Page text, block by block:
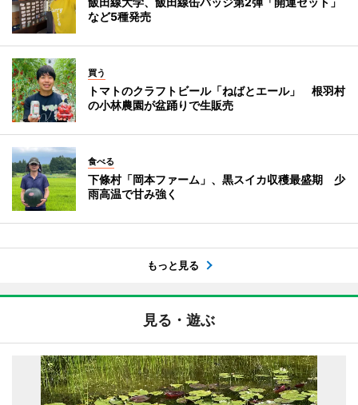
など5種発売
買う
トマトのクラフトビール「ねばとエール」 根羽村
の小林農園が盆踊りで生販売
食べる
下條村「岡本ファーム」、黒スイカ収穫最盛期 少
雨高温で甘み強く
もっと見る
見る・遊ぶ